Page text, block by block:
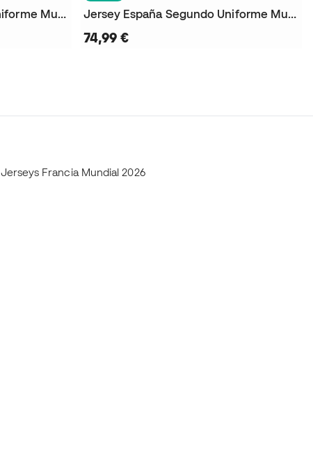
Jersey España Segundo Uniforme Mundial 2026 Jersey España Segundo Uniforme Mundial 2026 Niño
74,99 €
Jerseys Francia Mundial 2026